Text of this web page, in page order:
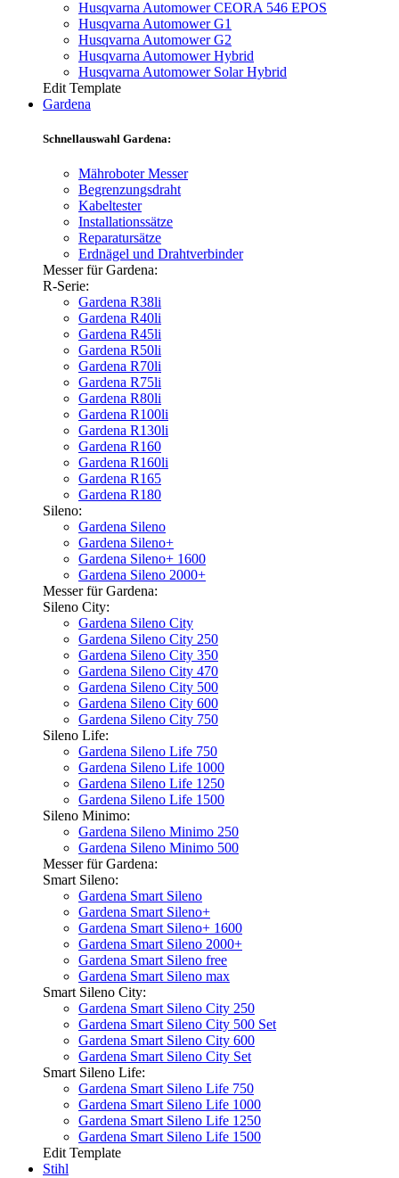
Husqvarna Automower CEORA 546 EPOS
Husqvarna Automower G1
Husqvarna Automower G2
Husqvarna Automower Hybrid
Husqvarna Automower Solar Hybrid
Edit Template
Gardena
Schnellauswahl Gardena:
Mähroboter Messer
Begrenzungsdraht
Kabeltester
Installationssätze
Reparatursätze
Erdnägel und Drahtverbinder
Messer für Gardena:
R-Serie:
Gardena R38li
Gardena R40li
Gardena R45li
Gardena R50li
Gardena R70li
Gardena R75li
Gardena R80li
Gardena R100li
Gardena R130li
Gardena R160
Gardena R160li
Gardena R165
Gardena R180
Sileno:
Gardena Sileno
Gardena Sileno+
Gardena Sileno+ 1600
Gardena Sileno 2000+
Messer für Gardena:
Sileno City:
Gardena Sileno City
Gardena Sileno City 250
Gardena Sileno City 350
Gardena Sileno City 470
Gardena Sileno City 500
Gardena Sileno City 600
Gardena Sileno City 750
Sileno Life:
Gardena Sileno Life 750
Gardena Sileno Life 1000
Gardena Sileno Life 1250
Gardena Sileno Life 1500
Sileno Minimo:
Gardena Sileno Minimo 250
Gardena Sileno Minimo 500
Messer für Gardena:
Smart Sileno:
Gardena Smart Sileno
Gardena Smart Sileno+
Gardena Smart Sileno+ 1600
Gardena Smart Sileno 2000+
Gardena Smart Sileno free
Gardena Smart Sileno max
Smart Sileno City:
Gardena Smart Sileno City 250
Gardena Smart Sileno City 500 Set
Gardena Smart Sileno City 600
Gardena Smart Sileno City Set
Smart Sileno Life:
Gardena Smart Sileno Life 750
Gardena Smart Sileno Life 1000
Gardena Smart Sileno Life 1250
Gardena Smart Sileno Life 1500
Edit Template
Stihl